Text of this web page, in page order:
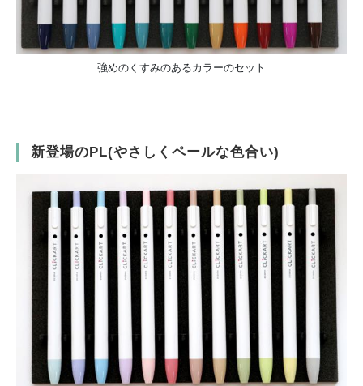
強めのくすみのあるカラーのセット
新登場のPL(やさしくペールな色合い)